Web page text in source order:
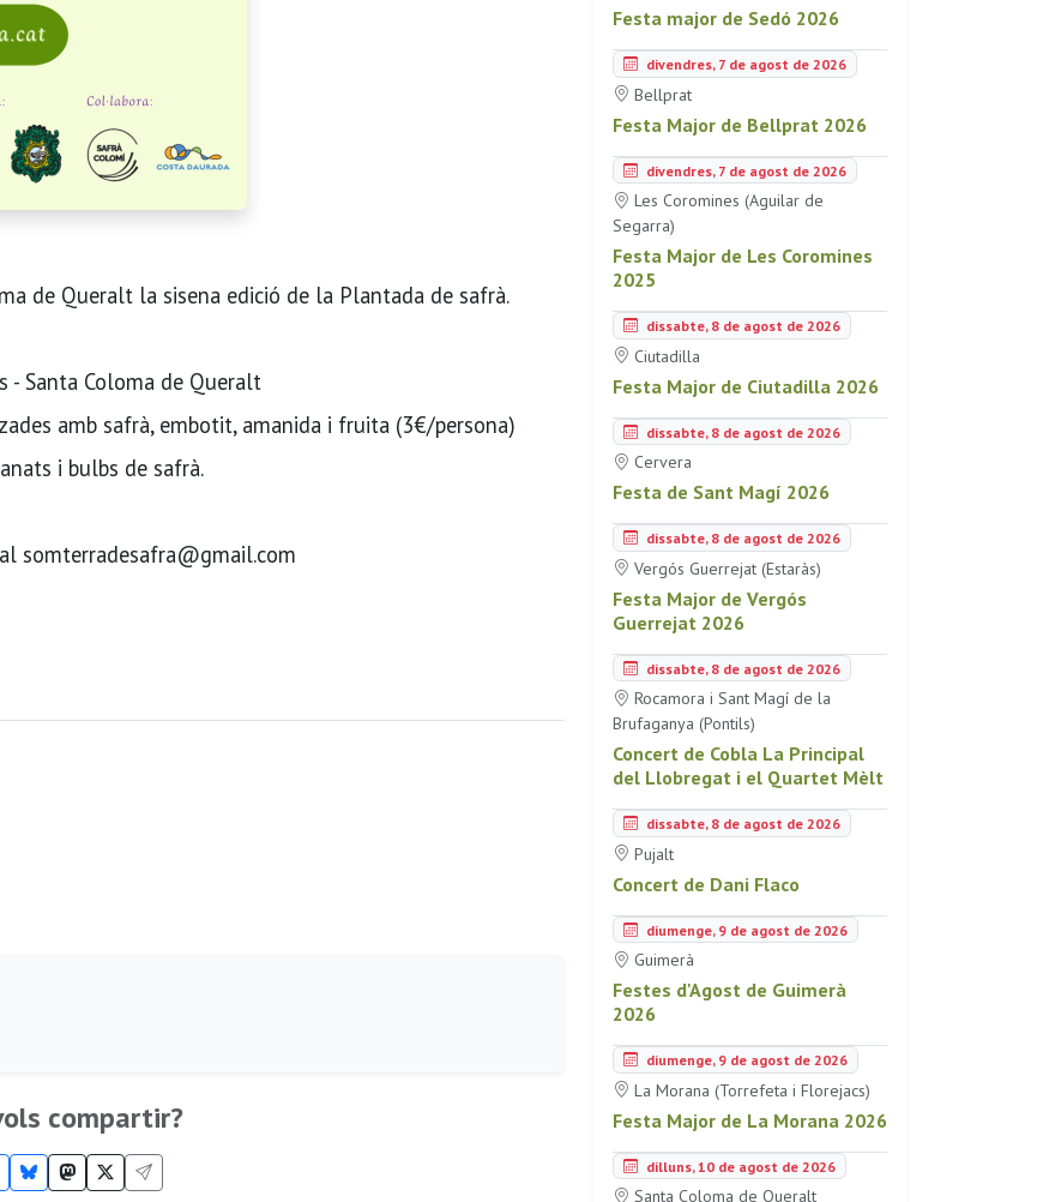
de Queralt la sisena edició de la Plantada de safrà.
- Santa Coloma de Queralt
amb safrà, embotit, amanida i fruita (3€/persona)
i bulbs de safrà.
somterradesafra@gmail.com
compartir?
Festa major de Sedó 2026
divendres, 7 de agost de 2026
Bellprat
Festa Major de Bellprat 2026
divendres, 7 de agost de 2026
Les Coromines (Aguilar de
Segarra)
Festa Major de Les Coromines
2025
dissabte, 8 de agost de 2026
Ciutadilla
Festa Major de Ciutadilla 2026
dissabte, 8 de agost de 2026
Cervera
Festa de Sant Magí 2026
dissabte, 8 de agost de 2026
Vergós Guerrejat (Estaràs)
Festa Major de Vergós
Guerrejat 2026
dissabte, 8 de agost de 2026
Rocamora i Sant Magí de la
Brufaganya (Pontils)
Concert de Cobla La Principal
del Llobregat i el Quartet Mèlt
dissabte, 8 de agost de 2026
Pujalt
Concert de Dani Flaco
diumenge, 9 de agost de 2026
Guimerà
Festes d'Agost de Guimerà
2026
diumenge, 9 de agost de 2026
La Morana (Torrefeta i Florejacs)
Festa Major de La Morana 2026
dilluns, 10 de agost de 2026
Santa Coloma de Queralt